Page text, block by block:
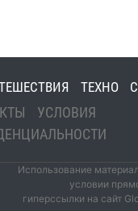
ТЕХНО
УСЛОВИЯ
Использование
условии
гиперссылки на сайт